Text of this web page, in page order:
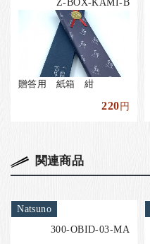
贈答用 紙箱 紺
220円
関連商品
Natsuno
300-OBID-03-MA